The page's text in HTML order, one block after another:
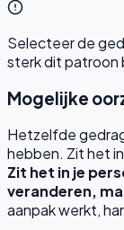
Selecteer de
sterk dit patroon
Mogelijke
Hetzelfde
hebben. Zit het
Zit het in je
veranderen,
aanpak werkt,